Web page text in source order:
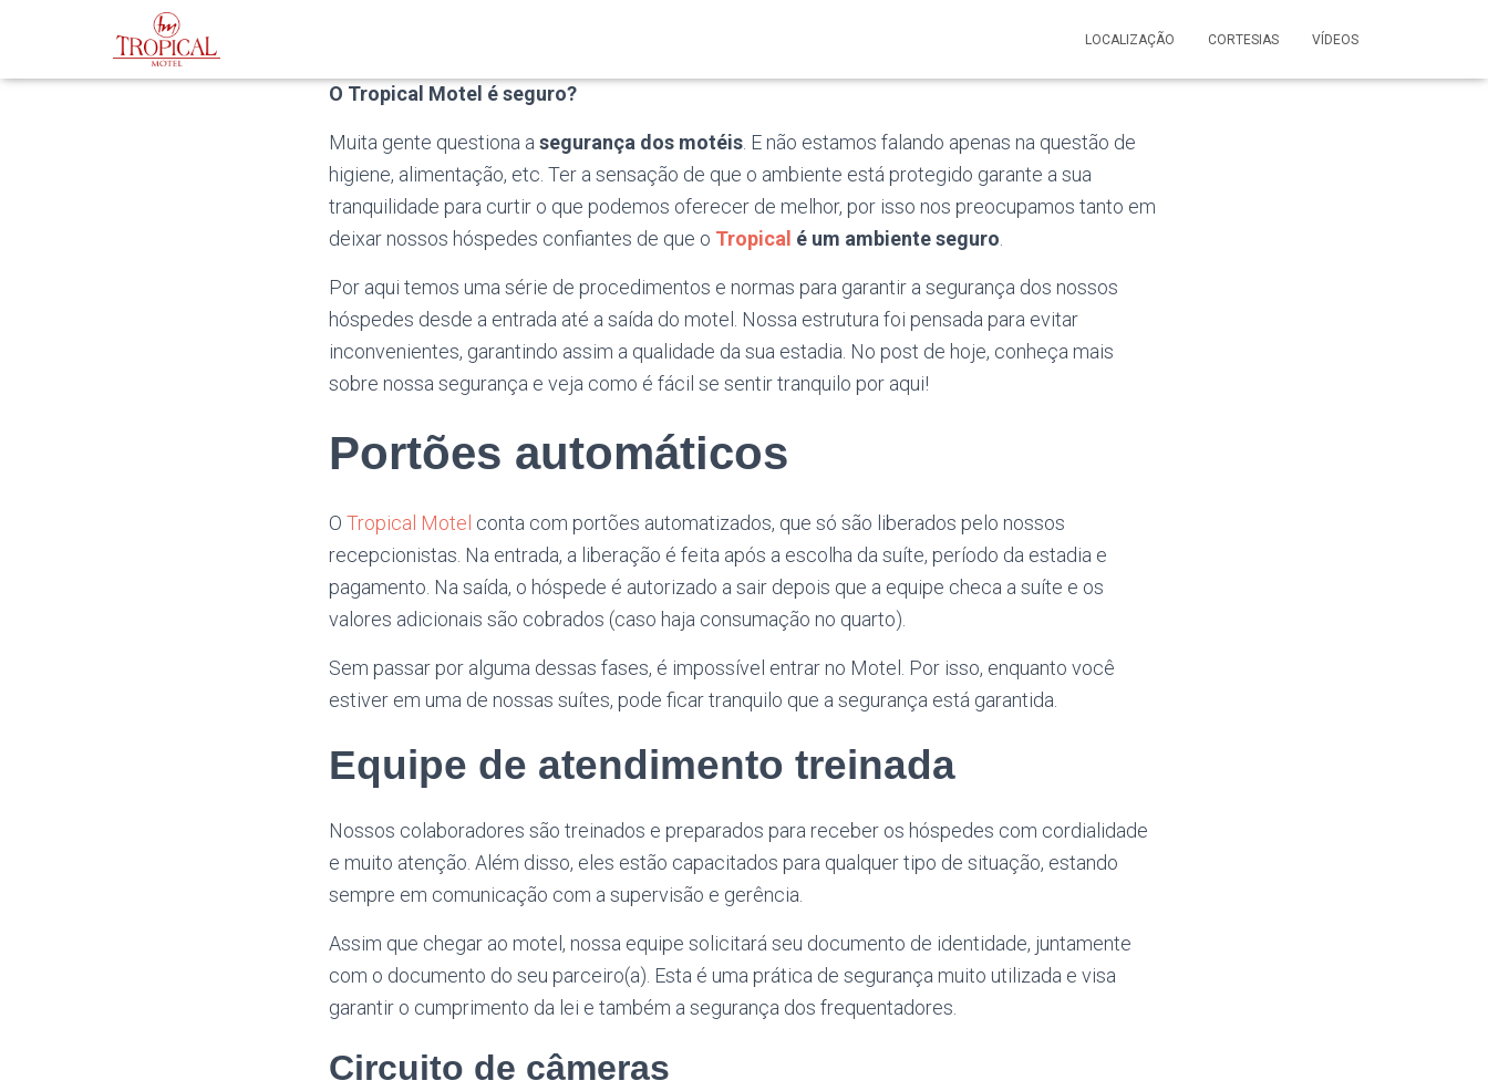
LOCALIZAÇÃO CORTESIAS VÍDEOS
O Tropical Motel é seguro?
Muita gente questiona a segurança dos motéis . E não estamos falando apenas na questão de
higiene, alimentação, etc. Ter a sensação de que o ambiente está protegido garante a sua
tranquilidade para curtir o que podemos oferecer de melhor, por isso nos preocupamos tanto em
deixar nossos hóspedes confiantes de que o Tropical é um ambiente seguro
Por aqui temos uma série de procedimentos e normas para garantir a segurança dos nossos
hóspedes desde a entrada até a saída do motel. Nossa estrutura foi pensada para evitar
inconvenientes, garantindo assim a qualidade da sua estadia. No post de hoje, conheça mais
sobre nossa segurança e veja como é fácil se sentir tranquilo por aqui!
Portões automáticos
O Tropical Motel conta com portões automatizados, que só são liberados pelo nossos
recepcionistas. Na entrada, a liberação é feita após a escolha da suíte, período da estadia e
pagamento. Na saída, o hóspede é autorizado a sair depois que a equipe checa a suíte e os
valores adicionais são cobrados (caso haja consumação no quarto).
Sem passar por alguma dessas fases, é impossível entrar no Motel. Por isso, enquanto você
estiver em uma de nossas suítes, pode ficar tranquilo que a segurança está garantida.
Equipe de atendimento treinada
Nossos colaboradores são treinados e preparados para receber os hóspedes com cordialidade
e muito atenção. Além disso, eles estão capacitados para qualquer tipo de situação, estando
sempre em comunicação com a supervisão e gerência.
Assim que chegar ao motel, nossa equipe solicitará seu documento de identidade, juntamente
com o documento do seu parceiro(a). Esta é uma prática de segurança muito utilizada e visa
garantir o cumprimento da lei e também a segurança dos frequentadores.
Circuito de câmeras